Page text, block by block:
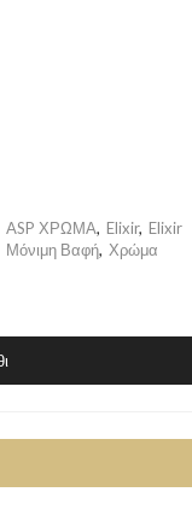
ASP ΧΡΩΜΑ, Elixir, Elixir
Μόνιμη Βαφή, Χρώμα